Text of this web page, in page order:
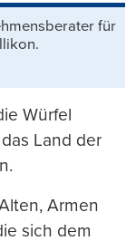
für
Würfel
Land der
Armen
sich dem